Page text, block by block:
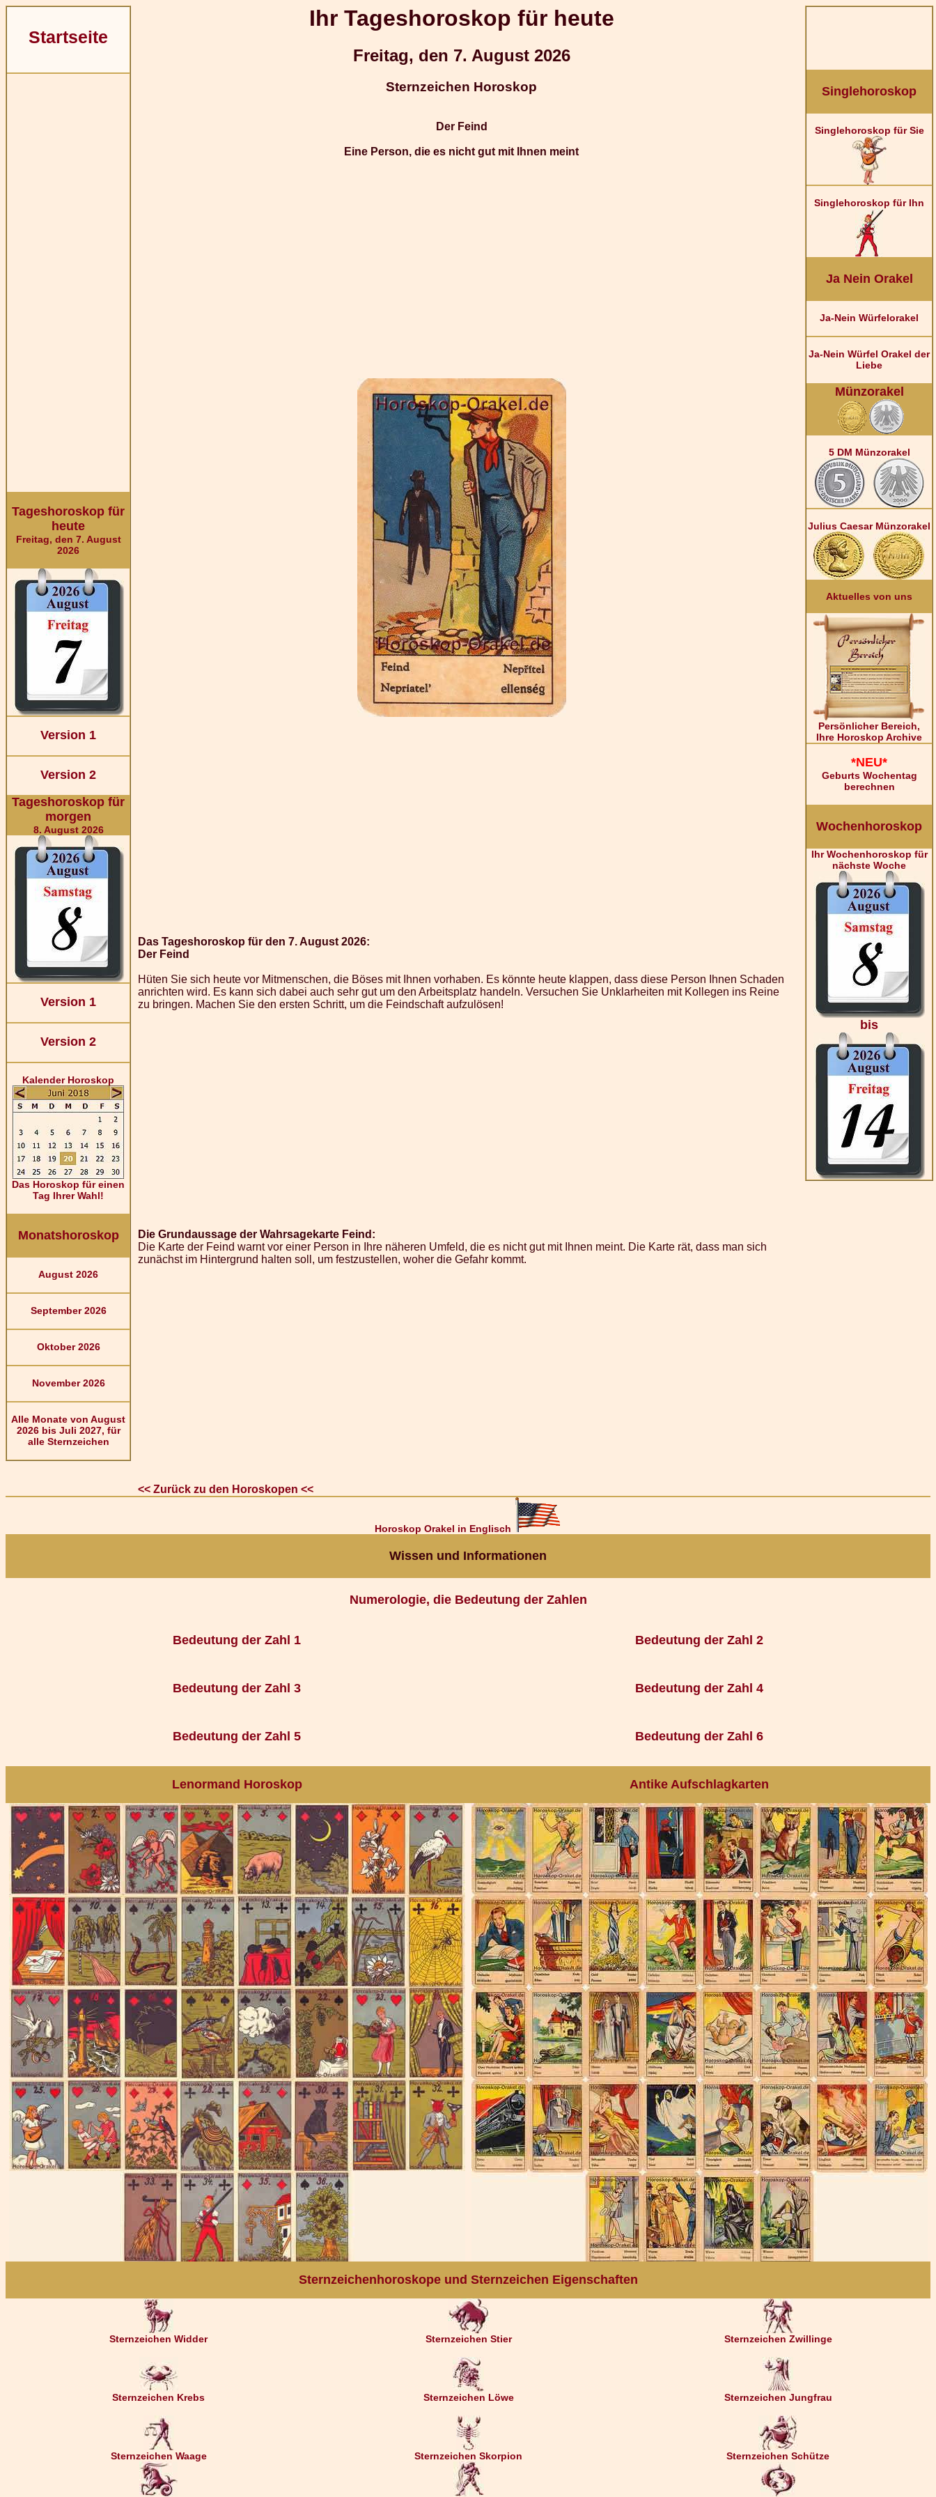
Startseite
Tageshoroskop für
heute
Freitag, den 7. August
2026
Version 1
Version 2
Tageshoroskop für
morgen
8. August 2026
Version 1
Version 2
Kalender Horoskop
Das Horoskop für einen
Tag Ihrer Wahl!
Monatshoroskop
August 2026
September 2026
Oktober 2026
November 2026
Alle Monate von August
2026 bis Juli 2027, für
alle Sternzeichen
Ihr Tageshoroskop für heute
Freitag, den 7. August 2026
Sternzeichen Horoskop
Der Feind
Eine Person, die es nicht gut mit Ihnen meint
Das Tageshoroskop für den 7. August 2026:
Der Feind
Hüten Sie sich heute vor Mitmenschen, die Böses mit Ihnen vorhaben. Es könnte heute klappen, dass diese Person Ihnen Schaden
anrichten wird. Es kann sich dabei auch sehr gut um den Arbeitsplatz handeln. Versuchen Sie Unklarheiten mit Kollegen ins Reine
zu bringen. Machen Sie den ersten Schritt, um die Feindschaft aufzulösen!
Die Grundaussage der Wahrsagekarte Feind:
Die Karte der Feind warnt vor einer Person in Ihre näheren Umfeld, die es nicht gut mit Ihnen meint. Die Karte rät, dass man sich
zunächst im Hintergrund halten soll, um festzustellen, woher die Gefahr kommt.
<< Zurück zu den Horoskopen <<
Singlehoroskop
Singlehoroskop für Sie
Singlehoroskop für Ihn
Ja Nein Orakel
Ja-Nein Würfelorakel
Ja-Nein Würfel Orakel der
Liebe
Münzorakel
5 DM Münzorakel
Julius Caesar Münzorakel
Aktuelles von uns
Persönlicher Bereich,
Ihre Horoskop Archive
*NEU*
Geburts Wochentag
berechnen
Wochenhoroskop
Ihr Wochenhoroskop für
nächste Woche
bis
Horoskop Orakel in Englisch
Wissen und Informationen
Numerologie, die Bedeutung der Zahlen
Bedeutung der Zahl 1
Bedeutung der Zahl 3
Bedeutung der Zahl 5
Bedeutung der Zahl 2
Bedeutung der Zahl 4
Bedeutung der Zahl 6
Lenormand Horoskop Antike Aufschlagkarten
Sternzeichenhoroskope und Sternzeichen Eigenschaften
Sternzeichen Widder Sternzeichen Stier Sternzeichen Zwillinge
Sternzeichen Krebs Sternzeichen Löwe Sternzeichen Jungfrau
Sternzeichen Waage Sternzeichen Skorpion Sternzeichen Schütze